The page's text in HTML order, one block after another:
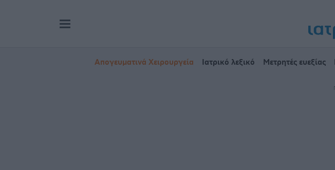
Απογευματινά Χειρουργεία Ιατρικό λεξικό Μετρητές ευεξίας